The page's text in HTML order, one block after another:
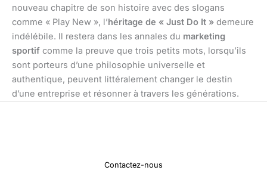
nouveau chapitre de son histoire avec des slogans
comme « Play New », l’héritage de « Just Do It » demeure
indélébile. Il restera dans les annales du marketing
sportif comme la preuve que trois petits mots, lorsqu’ils
sont porteurs d’une philosophie universelle et
authentique, peuvent littéralement changer le destin
d’une entreprise et résonner à travers les générations.
Contactez-nous